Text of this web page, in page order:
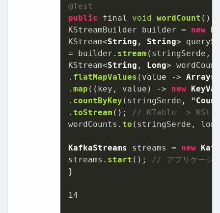
@Test
public final void wordCount ( ) {
KStreamBuilder builder = new
KStream<String , String>
= builder. stream (stringSerde,
KStream<String , Long>
. flatMapValues (value -> Arrays
. map ((key, value) -> new
. countByKey (stringSerde, “
. toStream (); // KTable ->
wordCounts. to (stringSerde,
KafkaStreams streams = new
streams. start (); // アプリケーシ
}
14